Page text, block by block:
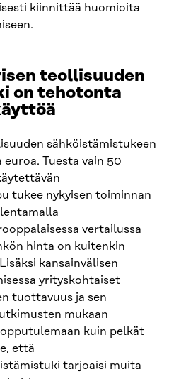
kiinnittää huomioita
teollisuuden
on tehotonta
sähköistämistukeen
Tuesta vain 50
tukee nykyisen toiminnan
vertailussa
hinta on kuitenkin
kansainvälisen
yrityskohtaiset
tuottavuus ja sen
mukaan
kuin pelkät
että
tarjoaisi muita